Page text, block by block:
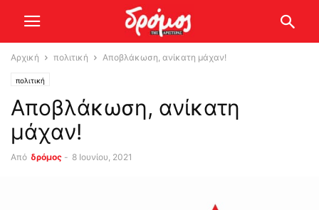
Αρχική πολιτική Αποβλάκωση, ανίκατη μάχαν!
πολιτική
Αποβλάκωση, ανίκατη
μάχαν!
Από δρόμος - 8 Ιουνίου, 2021